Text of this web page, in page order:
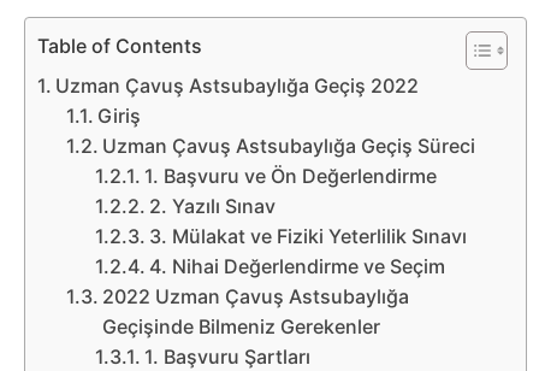
Bilgi
Bilgisayar
Bilim
Bitcoin
Bitkiler
Çizgi
Table of Contents
Uzman Çavuş Astsubaylığa Geçiş 2022
Giriş
Uzman Çavuş Astsubaylığa Geçiş Süreci
1. Başvuru ve Ön Değerlendirme
2. Yazılı Sınav
3. Mülakat ve Fiziki Yeterlilik Sınavı
4. Nihai Değerlendirme ve Seçim
2022 Uzman Çavuş Astsubaylığa
Geçişinde Bilmeniz Gerekenler
1. Başvuru Şartları